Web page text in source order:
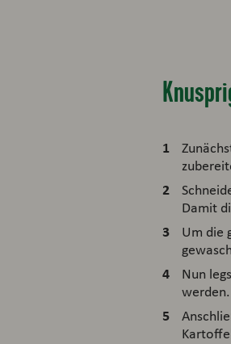
Damit
Um die
Nun
werden.